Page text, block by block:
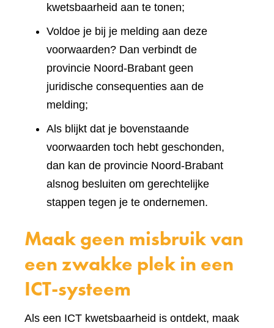
kwetsbaarheid aan te tonen;
Voldoe je bij je melding aan deze
voorwaarden? Dan verbindt de
provincie Noord-Brabant geen
juridische consequenties aan de
melding;
Als blijkt dat je bovenstaande
voorwaarden toch hebt geschonden,
dan kan de provincie Noord-Brabant
alsnog besluiten om gerechtelijke
stappen tegen je te ondernemen.
Maak geen misbruik van
een zwakke plek in een
ICT-systeem
Als een ICT kwetsbaarheid is ontdekt, maak